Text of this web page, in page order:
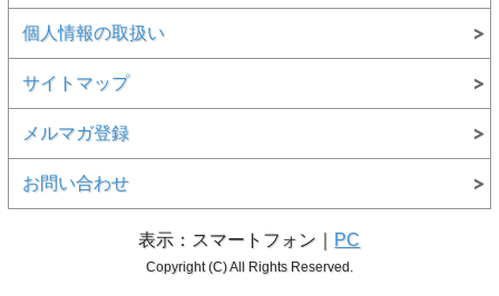
個人情報の取扱い
サイトマップ
メルマガ登録
お問い合わせ
表示：スマートフォン｜ PC
Copyright (C) All Rights Reserved.